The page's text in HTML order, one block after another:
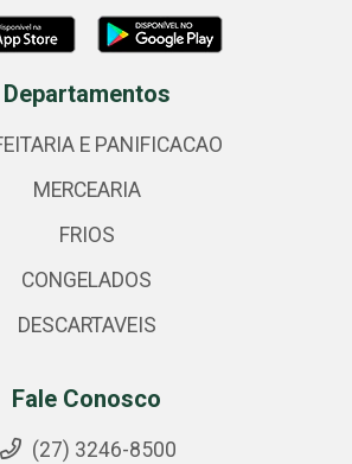
Departamentos
E PANIFICACAO
MERCEARIA
FRIOS
CONGELADOS
DESCARTAVEIS
Fale Conosco
(27) 3246-8500